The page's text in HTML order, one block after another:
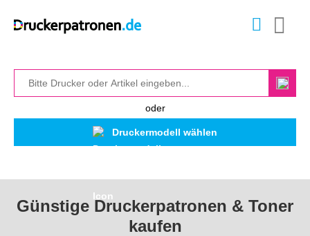
Druckermodell wählen
oder
Günstige Druckerpatronen & Toner
kaufen